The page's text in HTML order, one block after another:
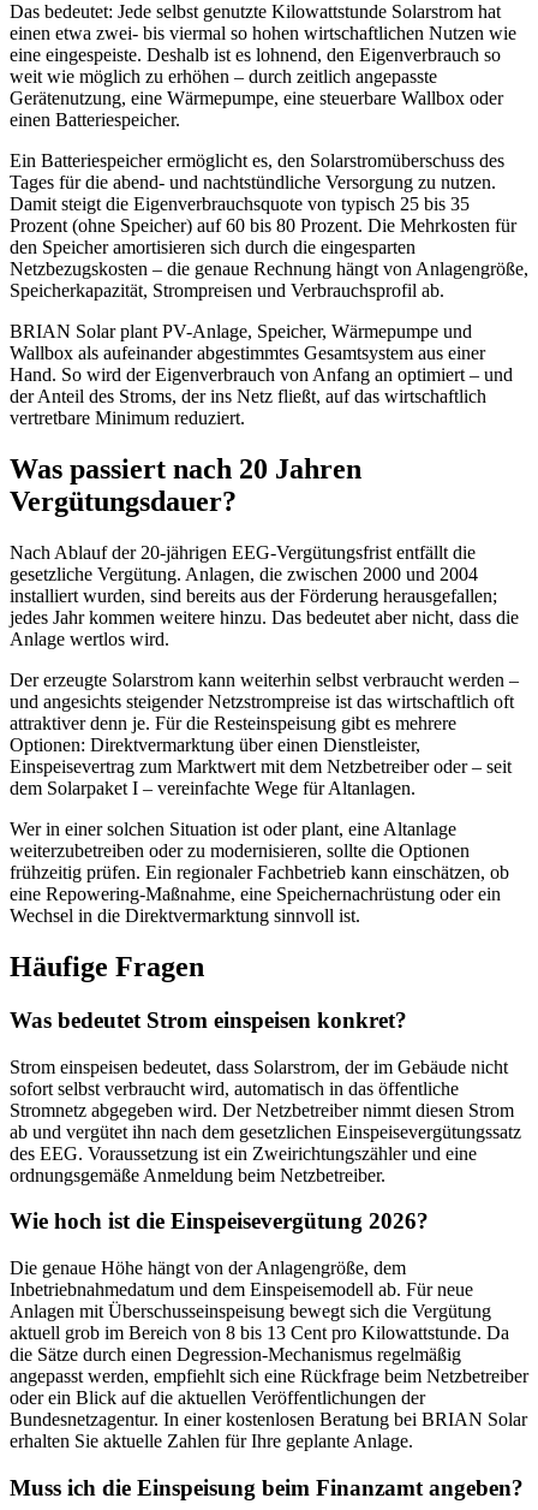
Das bedeutet: Jede selbst genutzte Kilowattstunde Solarstrom hat
einen etwa zwei- bis viermal so hohen wirtschaftlichen Nutzen wie
eine eingespeiste. Deshalb ist es lohnend, den Eigenverbrauch so
weit wie möglich zu erhöhen – durch zeitlich angepasste
Gerätenutzung, eine Wärmepumpe, eine steuerbare Wallbox oder
einen Batteriespeicher.
Ein Batteriespeicher ermöglicht es, den Solarstromüberschuss des
Tages für die abend- und nachtstündliche Versorgung zu nutzen.
Damit steigt die Eigenverbrauchsquote von typisch 25 bis 35
Prozent (ohne Speicher) auf 60 bis 80 Prozent. Die Mehrkosten für
den Speicher amortisieren sich durch die eingesparten
Netzbezugskosten – die genaue Rechnung hängt von Anlagengröße,
Speicherkapazität, Strompreisen und Verbrauchsprofil ab.
BRIAN Solar plant PV-Anlage, Speicher, Wärmepumpe und
Wallbox als aufeinander abgestimmtes Gesamtsystem aus einer
Hand. So wird der Eigenverbrauch von Anfang an optimiert – und
der Anteil des Stroms, der ins Netz fließt, auf das wirtschaftlich
vertretbare Minimum reduziert.
Was passiert nach 20 Jahren
Vergütungsdauer?
Nach Ablauf der 20-jährigen EEG-Vergütungsfrist entfällt die
gesetzliche Vergütung. Anlagen, die zwischen 2000 und 2004
installiert wurden, sind bereits aus der Förderung herausgefallen;
jedes Jahr kommen weitere hinzu. Das bedeutet aber nicht, dass die
Anlage wertlos wird.
Der erzeugte Solarstrom kann weiterhin selbst verbraucht werden –
und angesichts steigender Netzstrompreise ist das wirtschaftlich oft
attraktiver denn je. Für die Resteinspeisung gibt es mehrere
Optionen: Direktvermarktung über einen Dienstleister,
Einspeisevertrag zum Marktwert mit dem Netzbetreiber oder – seit
dem Solarpaket I – vereinfachte Wege für Altanlagen.
Wer in einer solchen Situation ist oder plant, eine Altanlage
weiterzubetreiben oder zu modernisieren, sollte die Optionen
frühzeitig prüfen. Ein regionaler Fachbetrieb kann einschätzen, ob
eine Repowering-Maßnahme, eine Speichernachrüstung oder ein
Wechsel in die Direktvermarktung sinnvoll ist.
Häufige Fragen
Was bedeutet Strom einspeisen konkret?
Strom einspeisen bedeutet, dass Solarstrom, der im Gebäude nicht
sofort selbst verbraucht wird, automatisch in das öffentliche
Stromnetz abgegeben wird. Der Netzbetreiber nimmt diesen Strom
ab und vergütet ihn nach dem gesetzlichen Einspeisevergütungssatz
des EEG. Voraussetzung ist ein Zweirichtungszähler und eine
ordnungsgemäße Anmeldung beim Netzbetreiber.
Wie hoch ist die Einspeisevergütung 2026?
Die genaue Höhe hängt von der Anlagengröße, dem
Inbetriebnahmedatum und dem Einspeisemodell ab. Für neue
Anlagen mit Überschusseinspeisung bewegt sich die Vergütung
aktuell grob im Bereich von 8 bis 13 Cent pro Kilowattstunde. Da
die Sätze durch einen Degression-Mechanismus regelmäßig
angepasst werden, empfiehlt sich eine Rückfrage beim Netzbetreiber
oder ein Blick auf die aktuellen Veröffentlichungen der
Bundesnetzagentur. In einer kostenlosen Beratung bei BRIAN Solar
erhalten Sie aktuelle Zahlen für Ihre geplante Anlage.
Muss ich die Einspeisung beim Finanzamt angeben?